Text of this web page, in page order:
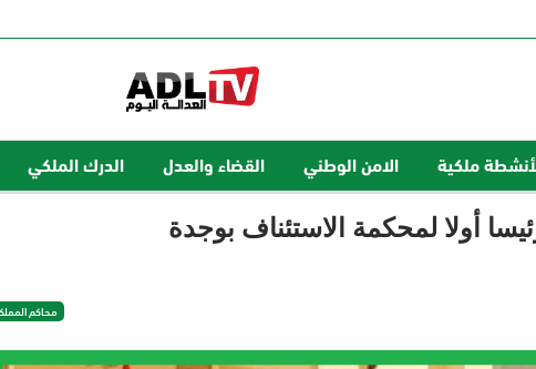
ملكية الامن الوطني القضاء والعدل الدرك الملكي
أولا لمحكمة الاستئناف بوجدة
محاكم